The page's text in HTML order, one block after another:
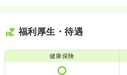
福利厚生・待遇
健康保険